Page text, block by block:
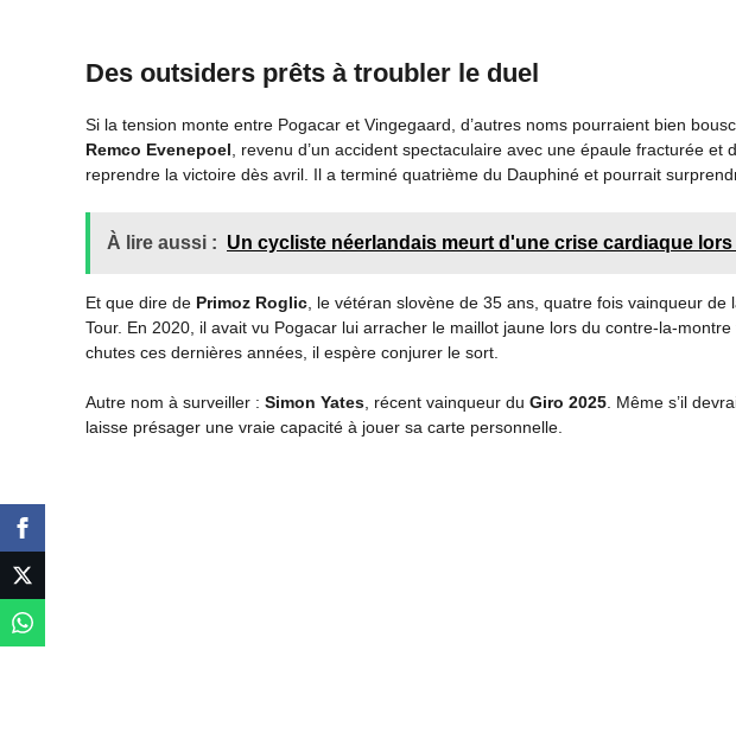
Des outsiders prêts à troubler le duel
Si la tension monte entre Pogacar et Vingegaard, d’autres noms pourraient bien
Remco Evenepoel, revenu d’un accident spectaculaire avec une épaule fracturée et
reprendre la victoire dès avril. Il a terminé quatrième du Dauphiné et pourrait
À lire aussi : Un cycliste néerlandais meurt d'une crise cardiaque
Et que dire de Primoz Roglic, le vétéran slovène de 35 ans, quatre fois vainqueur de
Tour. En 2020, il avait vu Pogacar lui arracher le maillot jaune lors du contre-la-
chutes ces dernières années, il espère conjurer le sort.
Autre nom à surveiller : Simon Yates, récent vainqueur du Giro 2025. Même s’il
laisse présager une vraie capacité à jouer sa carte personnelle.